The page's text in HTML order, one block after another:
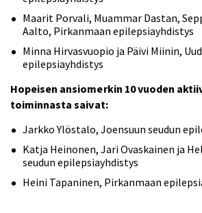
Maarit Porvali, Muammar Dastan,
Aalto, Pirkanmaan epilepsiayhdistys
Minna Hirvasvuopio ja Päivi Miinin,
epilepsiayhdistys
Hopeisen ansiomerkin 10 vuoden
toiminnasta saivat:
Jarkko Ylöstalo, Joensuun seudun
Katja Heinonen, Jari Ovaskainen ja
seudun epilepsiayhdistys
Heini Tapaninen, Pirkanmaan